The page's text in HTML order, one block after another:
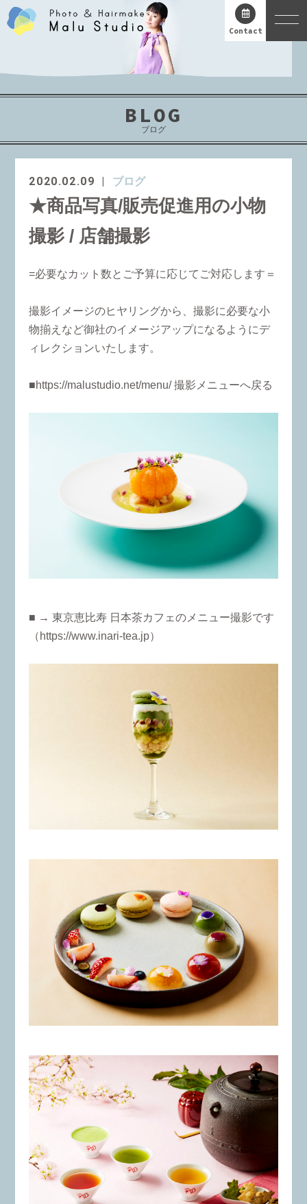
Contact
BLOG
ブログ
2020.02.09 ブログ
★商品写真/販売促進用の小物
撮影 / 店舗撮影
=必要なカット数とご予算に応じてご対応します＝
撮影イメージのヒヤリングから、撮影に必要な小
物揃えなど御社のイメージアップになるようにデ
ィレクションいたします。
■https://malustudio.net/menu/撮影メニューへ戻る
■ → 東京恵比寿 日本茶カフェのメニュー撮影です
（https://www.inari-tea.jp）